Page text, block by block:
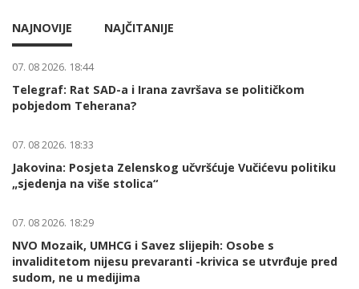
NAJNOVIJE NAJČITANIJE
07. 08 2026. 18:44
Telegraf: Rat SAD-a i Irana završava se političkom
pobjedom Teherana?
07. 08 2026. 18:33
Jakovina: Posjeta Zelenskog učvršćuje Vučićevu politiku
„sjedenja na više stolica“
07. 08 2026. 18:29
NVO Mozaik, UMHCG i Savez slijepih: Osobe s
invaliditetom nijesu prevaranti -krivica se utvrđuje pred
sudom, ne u medijima